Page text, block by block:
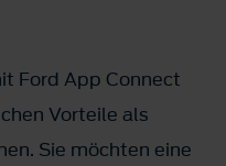
Ford App Connect
Vorteile als
Sie möchten eine